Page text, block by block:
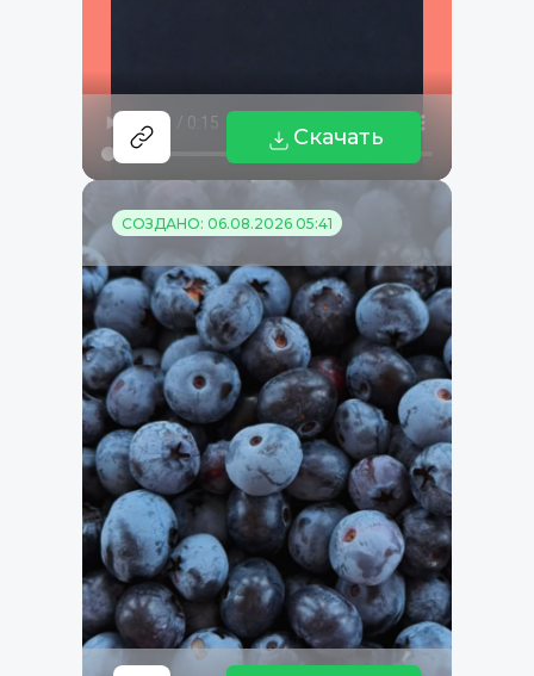
Скачать
СОЗДАНО: 06.08.2026 05:41